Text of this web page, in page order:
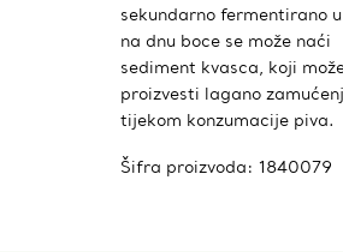
sekundarno fermentirano
na dnu boce se može naći
sediment kvasca, koji
proizvesti lagano
tijekom konzumacije piva.
Šifra proizvoda: 1840079